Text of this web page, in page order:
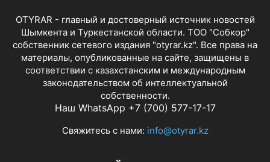
OTYRAR - главный и достоверный источник новостей
Шымкента и Туркестанской области. ТОО "Собкор"
собственник сетевого издания "otyrar.kz". Все права на
материалы, опубликованные на сайте, защищены в
соответствии с казахстанским и международным
законодательством об интеллектуальной
собственности.
Наш WhatsApp +7 (700) 577-17-17
Свяжитесь с нами: info@otyrar.kz